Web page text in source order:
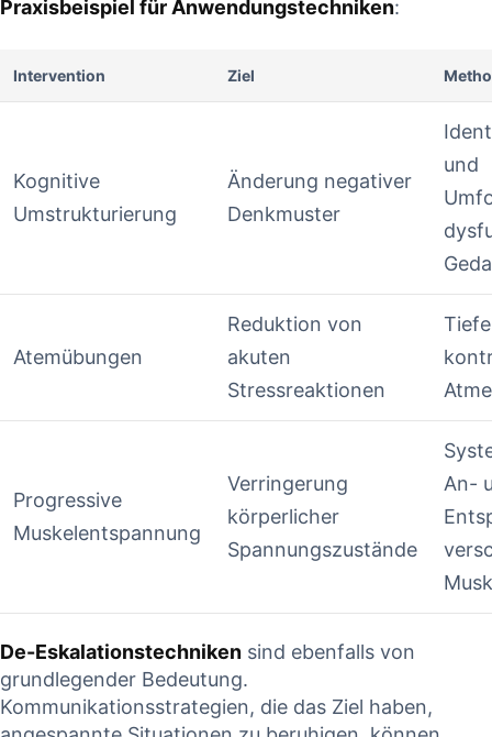
Praxisbeispiel für Anwendungstechniken:
Intervention Ziel
Kognitive
Umstrukturierung
Änderung negativer
Denkmuster
und​
Atemübungen
Reduktion von
akuten
Stressreaktionen
Progressive
Muskelentspannung
Verringerung
körperlicher‌
Spannungszustände
An-
De-Eskalationstechniken sind ebenfalls ⁣von
grundlegender Bedeutung.
Kommunikationsstrategien, die das Ziel haben,